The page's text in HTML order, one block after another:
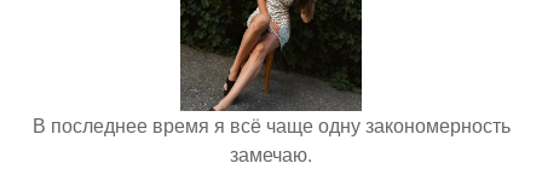
В последнее время я всё чаще одну закономерность
замечаю.